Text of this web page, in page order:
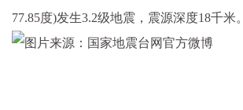
77.85度)发生3.2级地震，震源深度18千米。